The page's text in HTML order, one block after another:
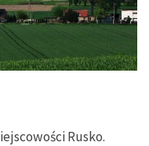
Rusko.